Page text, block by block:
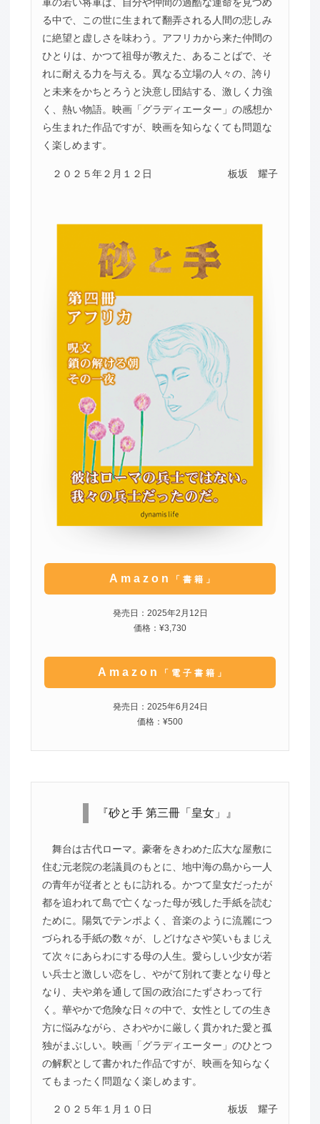
軍の若い将軍は、自分や仲間の過酷な運命を見つめ
る中で、この世に生まれて翻弄される人間の悲しみ
に絶望と虚しさを味わう。アフリカから来た仲間の
ひとりは、かつて祖母が教えた、あることばで、そ
れに耐える力を与える。異なる立場の人々の、誇り
と未来をかちとろうと決意し団結する、激しく力強
く、熱い物語。映画「グラディエーター」の感想か
ら生まれた作品ですが、映画を知らなくても問題な
く楽しめます。
２０２５年２月１２日 板坂 耀子
Amazon 「書籍」
発売日：2025年2月12日
価格：¥3,730
Amazon 「電子書籍」
発売日：2025年6月24日
価格：¥500
『砂と手 第三冊「皇女」』
舞台は古代ローマ。豪奢をきわめた広大な屋敷に
住む元老院の老議員のもとに、地中海の島から一人
の青年が従者とともに訪れる。かつて皇女だったが
都を追われて島で亡くなった母が残した手紙を読む
ために。陽気でテンポよく、音楽のように流麗につ
づられる手紙の数々が、しどけなさや笑いもまじえ
て次々にあらわにする母の人生。愛らしい少女が若
い兵士と激しい恋をし、やがて別れて妻となり母と
なり、夫や弟を通して国の政治にたずさわって行
く。華やかで危険な日々の中で、女性としての生き
方に悩みながら、さわやかに厳しく貫かれた愛と孤
独がまぶしい。映画「グラディエーター」のひとつ
の解釈として書かれた作品ですが、映画を知らなく
てもまったく問題なく楽しめます。
２０２５年１月１０日 板坂 耀子